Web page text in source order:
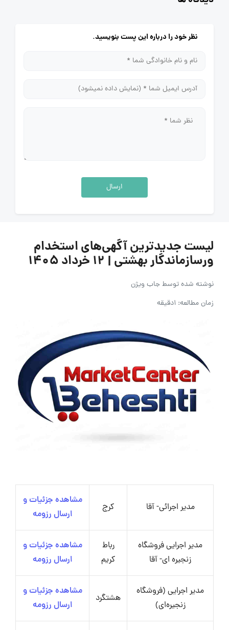
نظر خود را درباره این پست بنویسید.
ارسال
لیست جدیدترین آگهی‌های استخدام
ورسازماندگار بهشتی | ۱۲ خرداد ۱۴۰۵
نوشته شده توسطجاب ویژن
زمان مطالعه: 1دقیقه
مدیر اجرائی- آقا کرج
مشاهده جزئیات و
ارسال رزومه
مدیر اجرایی فروشگاه
زنجیره‌ ای- آقا
رباط
کریم
مشاهده جزئیات و
ارسال رزومه
مدیر اجرایی (فروشگاه
زنجیره‌ای)
هشتگرد
مشاهده جزئیات و
ارسال رزومه